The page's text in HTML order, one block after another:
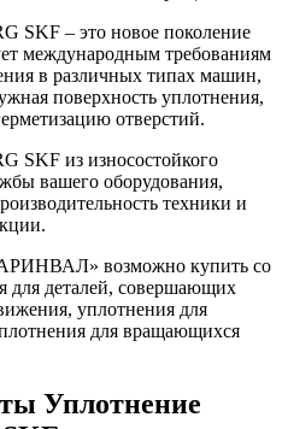
SKF – это новое поколение
международным требованиям
в различных типах машин,
поверхность уплотнения,
отверстий.
SKF из износостойкого
вашего оборудования,
техники и
возможно купить со
для деталей, совершающих
уплотнения для
для вращающихся
Уплотнение